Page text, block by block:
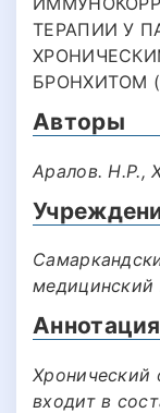
ТЕРАПИИ У
БРОНХИТОМ
Авторы
Аралов. Н.Р.,
медицинский
Аннотация
Хронический
входит в